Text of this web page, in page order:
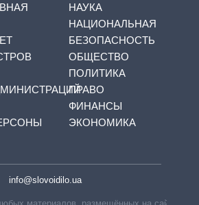
НАУКА
НАЦИОНАЛЬНАЯ
БЕЗОПАСНОСТЬ
ОБЩЕСТВО
ПОЛИТИКА
ПРАВО
ФИНАНСЫ
ЭКОНОМИКА
info@slovoidilo.ua